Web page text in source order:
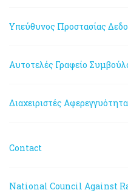
Υπεύθυνος Προστασίας
Αυτοτελές Γραφείο
Διαχειριστές
Contact
National Council Against